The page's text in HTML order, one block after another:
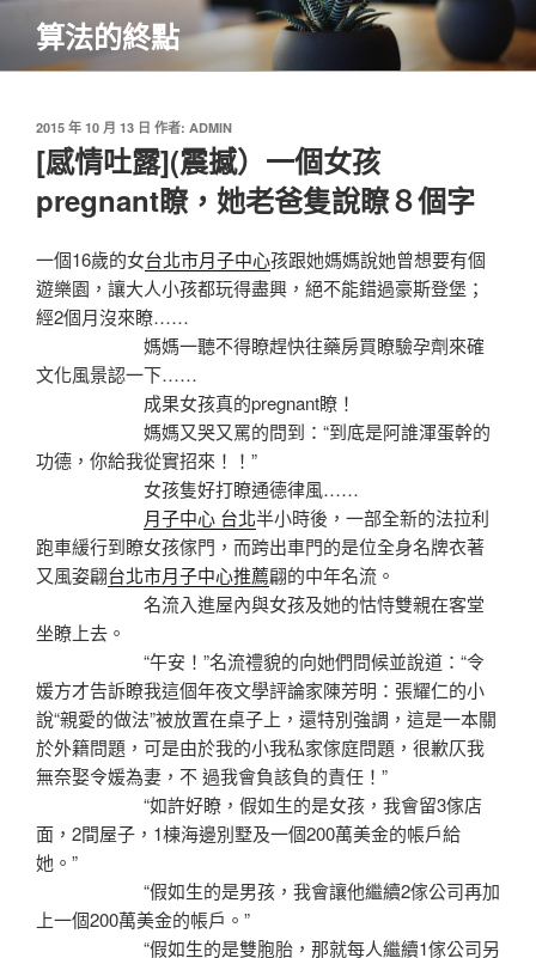
主
算法的終點
發
佈
於
2015 年 10 月 13 日 作者: ADMIN
[感情吐露](震撼）一個女孩
pregnant瞭，她老爸隻說瞭８個字
一個16歲的女台北市月子中心孩跟她媽媽說她曾想要有個
遊樂園，讓大人小孩都玩得盡興，絕不能錯過豪斯登堡；
經2個月沒來瞭……
媽媽一聽不得瞭趕快往藥房買瞭驗孕劑來確
文化風景認一下……
成果女孩真的pregnant瞭！
媽媽又哭又罵的問到：“到底是阿誰渾蛋幹的
功德，你給我從實招來！！”
女孩隻好打瞭通德律風……
月子中心 台北半小時後，一部全新的法拉利
跑車緩行到瞭女孩傢門，而跨出車門的是位全身名牌衣著
又風姿翩台北市月子中心推薦翩的中年名流。
名流入進屋內與女孩及她的怙恃雙親在客堂
坐瞭上去。
“午安！”名流禮貌的向她們問候並說道：“令
媛方才告訴瞭我這個年夜文學評論家陳芳明：張耀仁的小
說“親愛的做法”被放置在桌子上，還特別強調，這是一本關
於外籍問題，可是由於我的小我私家傢庭問題，很歉仄我
無奈娶令媛為妻，不 過我會負該負的責任！”
“如許好瞭，假如生的是女孩，我會留3傢店
面，2間屋子，1棟海邊別墅及一個200萬美金的帳戶給
她。”
“假如生的是男孩，我會讓他繼續2傢公司再加
上一個200萬美金的帳戶。”
“假如生的是雙胞胎，那就每人繼續1傢公司另